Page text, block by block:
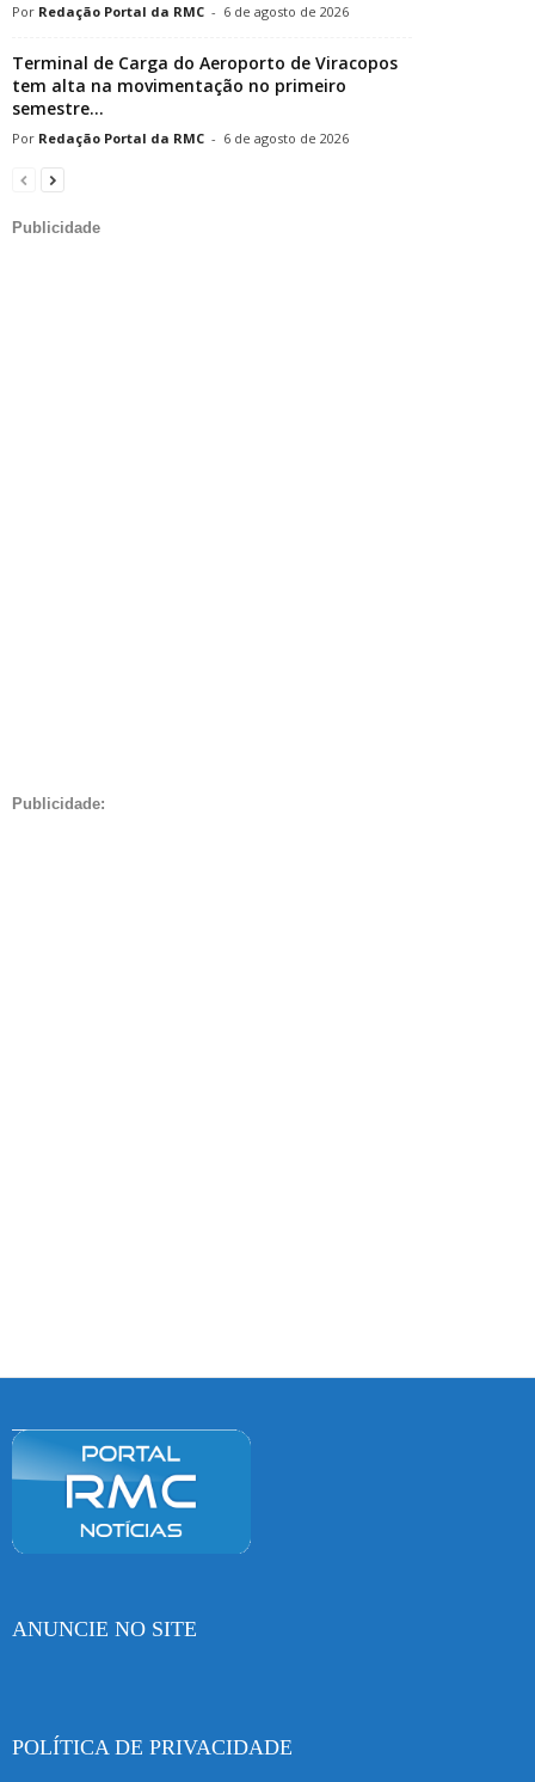
Redação Portal da RMC - 6 de agosto de 2026
Terminal de Carga do Aeroporto de Viracopos
tem alta na movimentação no primeiro
semestre...
Redação Portal da RMC - 6 de agosto de 2026
Publicidade
Publicidade:
ANUNCIE NO SITE
POLÍTICA DE PRIVACIDADE